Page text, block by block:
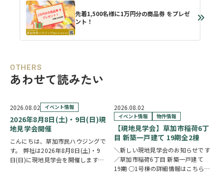
先着1,500名様に1万円分の商品券 をプレゼ
ント！
OTHERS
あわせて読みたい
2026.08.02 イベント情報
2026年8月8日(土)・9日(日)現
地見学会開催
こんにちは、草加市民ハウジングで
す。 弊社は2026年8月8日(土)・9
日(日)に現地見学会を開催します！
2026.08.02
イベント情報 物件情報
【現地見学会】草加市稲荷6丁
目 新築一戸建て 19期全2棟
＼新しい現地見学会のお知らせです
／草加市稲荷6丁目 新築一戸建て
19期 ○1号棟の詳細情報はこちら